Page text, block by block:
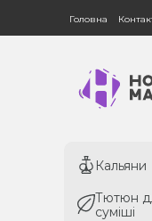
Головна
Кальяни
Тютюн
суміші
Кальяни
Тютюн
суміші